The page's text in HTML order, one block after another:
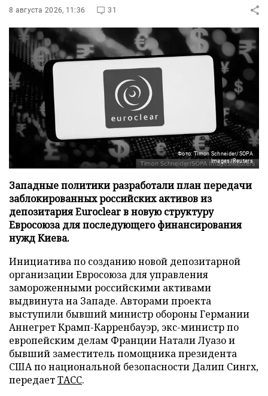
8 августа 2026, 11:36 31
Фото: Timon Schneider/SOPA
Images/Reuters
Западные политики разработали план передачи
заблокированных российских активов из
депозитария Euroclear в новую структуру
Евросоюза для последующего финансирования
нужд Киева.
Инициатива по созданию новой депозитарной
организации Евросоюза для управления
замороженными российскими активами
выдвинута на Западе. Авторами проекта
выступили бывший министр обороны Германии
Аннегрет Крамп-Карренбауэр, экс-министр по
европейским делам Франции Натали Луазо и
бывший заместитель помощника президента
США по национальной безопасности Далип Сингх,
передаетТАСС.